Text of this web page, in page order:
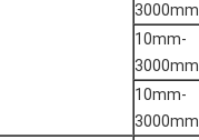
3000mm
10mm-
3000mm
10mm-
3000mm